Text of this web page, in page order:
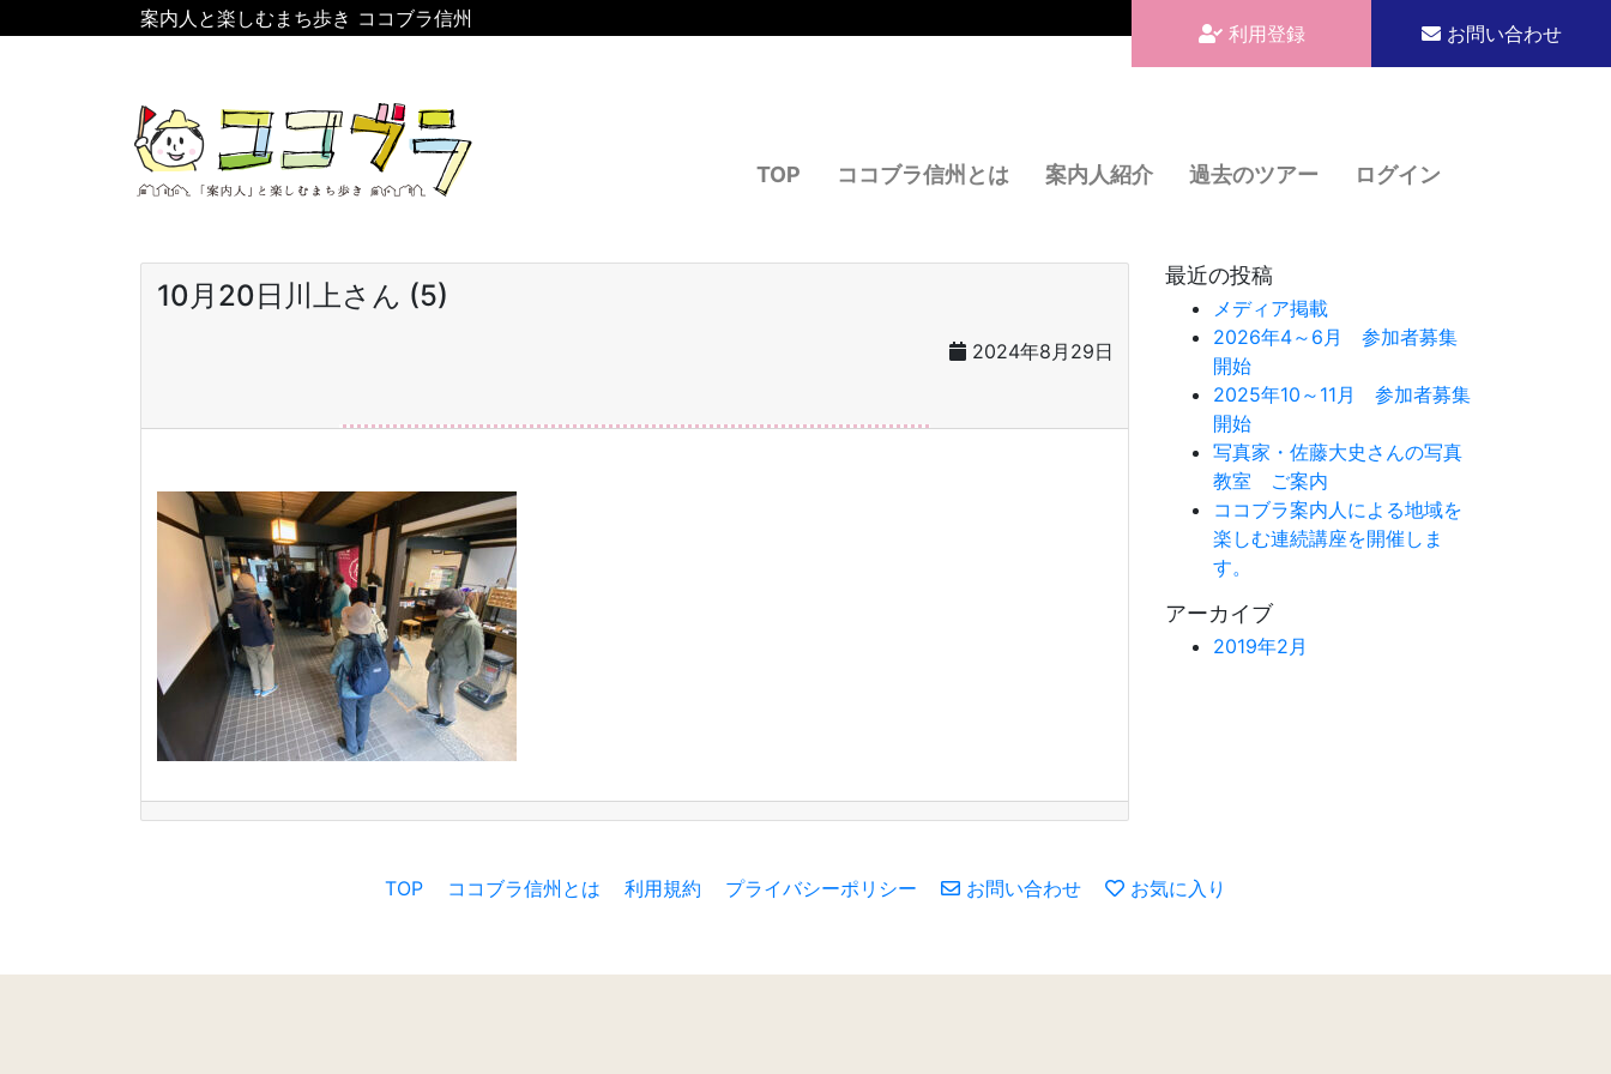
案内人と楽しむまち歩き ココブラ信州
利用登録 お問い合わせ
TOP ココブラ信州とは 案内人紹介 過去のツアー ログイン
10月20日川上さん (5)
2024年8月29日
最近の投稿
メディア掲載
2026年4～6月 参加者募集
開始
2025年10～11月 参加者募集
開始
写真家・佐藤大史さんの写真
教室 ご案内
ココブラ案内人による地域を
楽しむ連続講座を開催しま
す。
アーカイブ
2019年2月
TOP ココブラ信州とは 利用規約 プライバシーポリシー お問い合わせ お気に入り